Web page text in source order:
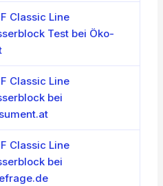
Classic Line
Test bei Öko-
Classic Line
bei
Classic Line
bei